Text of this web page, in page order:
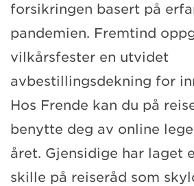
forsikringen basert på
pandemien. Fremtind
vilkårsfester en utvidet
avbestillingsdekning for
Hos Frende kan du på
benytte deg av online
året. Gjensidige har laget
skille på reiseråd som